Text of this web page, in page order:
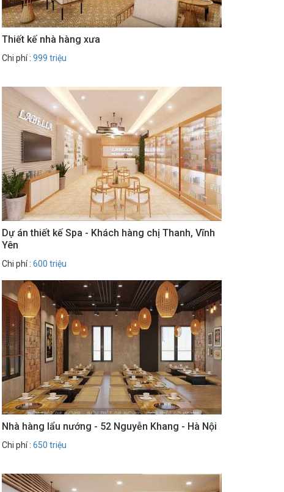
Thiết kế nhà hàng xưa
Chi phí : 999 triệu
Dự án thiết kế Spa - Khách hàng chị Thanh, Vĩnh
Yên
Chi phí : 600 triệu
Nhà hàng lẩu nướng - 52 Nguyễn Khang - Hà Nội
Chi phí : 650 triệu